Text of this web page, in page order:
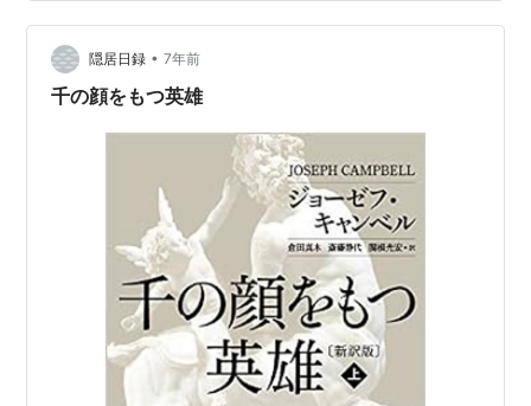
が、どうして店員さんは通り過ぎるお客様にいつでも
「いらっしゃいませ」と笑顔で声かけをしないといけな
いのでしょうか？ 誰も居ないときも立ちっぱなしじゃな
隠居日録 • 7年前
千の顔をもつ英雄